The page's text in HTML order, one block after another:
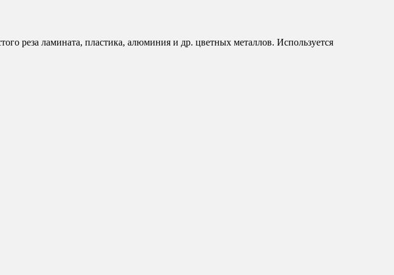
реза ламината, пластика, алюминия и др. цветных металлов. Используется